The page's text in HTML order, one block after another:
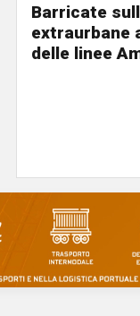
Barricate
extraurbane
delle linee